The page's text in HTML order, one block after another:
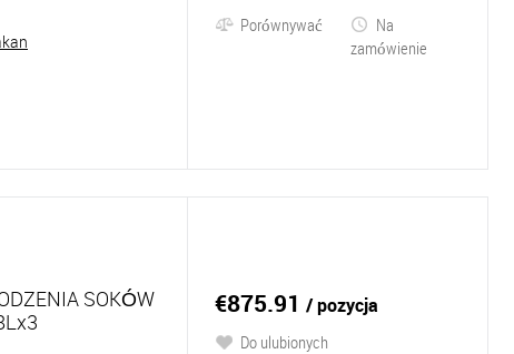
Porównywać
Na
zamówienie
SOKÓW
€875.91 / pozycja
Do ulubionych